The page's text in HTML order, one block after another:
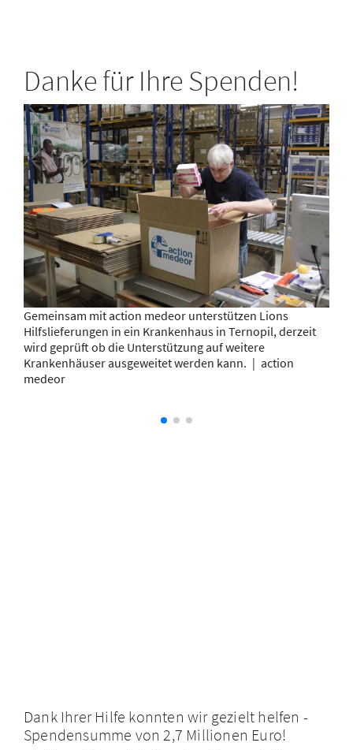
Danke für Ihre Spenden!
Gemeinsam mit action medeor unterstützen Lions
Hilfslieferungen in ein Krankenhaus in Ternopil, derzeit
wird geprüft ob die Unterstützung auf weitere
Krankenhäuser ausgeweitet werden kann. | action
medeor
Dank Ihrer Hilfe konnten wir gezielt helfen -
Spendensumme von 2,7 Millionen Euro!